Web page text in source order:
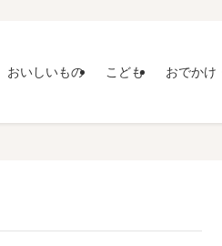
おいしいもの こども おでかけ